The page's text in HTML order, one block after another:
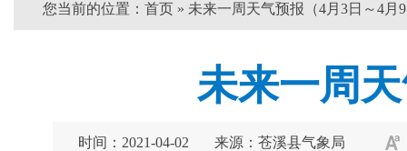
您当前的位置： 首页 » 未来一周天气预报（4月3日～4月
未来一周
时间：2021-04-02 来源：苍溪县气象局